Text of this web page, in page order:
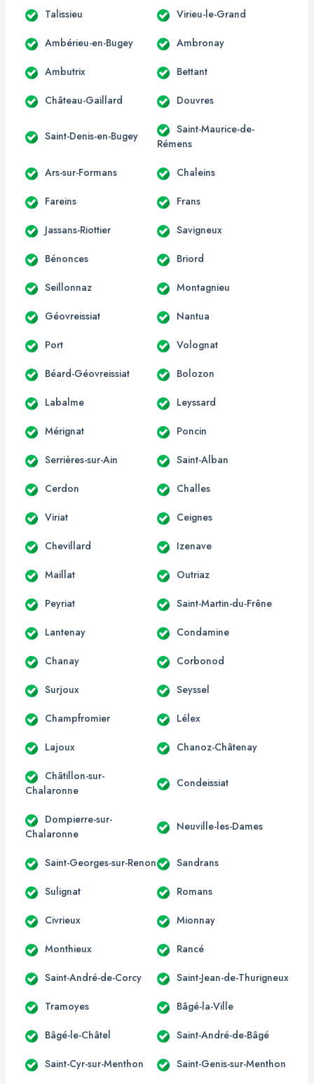
Talissieu Virieu-le-Grand
Ambérieu-en-Bugey Ambronay
Ambutrix Bettant
Château-Gaillard Douvres
Saint-Denis-en-Bugey
Saint-Maurice-de-
Rémens
Ars-sur-Formans Chaleins
Fareins Frans
Jassans-Riottier Savigneux
Bénonces Briord
Seillonnaz Montagnieu
Géovreissiat Nantua
Port Volognat
Béard-Géovreissiat Bolozon
Labalme Leyssard
Mérignat Poncin
Serrières-sur-Ain Saint-Alban
Cerdon Challes
Viriat Ceignes
Chevillard Izenave
Maillat Outriaz
Peyriat Saint-Martin-du-Frêne
Lantenay Condamine
Chanay Corbonod
Surjoux Seyssel
Champfromier Lélex
Lajoux Chanoz-Châtenay
Châtillon-sur-
Chalaronne
Condeissiat
Dompierre-sur-
Chalaronne
Neuville-les-Dames
Saint-Georges-sur-Renon Sandrans
Sulignat Romans
Civrieux Mionnay
Monthieux Rancé
Saint-André-de-Corcy Saint-Jean-de-Thurigneux
Tramoyes Bâgé-la-Ville
Bâgé-le-Châtel Saint-André-de-Bâgé
Saint-Cyr-sur-Menthon Saint-Genis-sur-Menthon